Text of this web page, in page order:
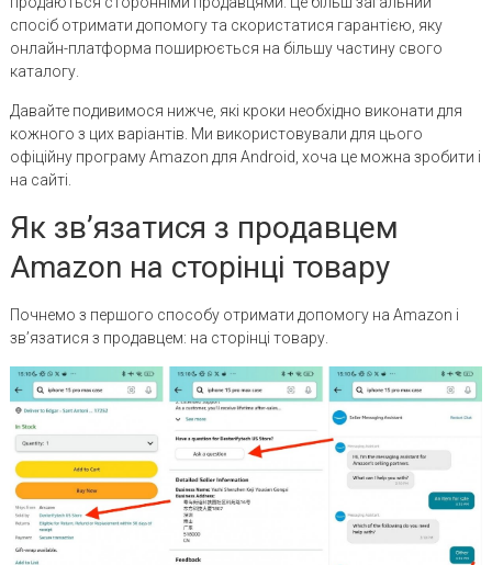
спосіб отримати допомогу та скористатися гарантією, яку
онлайн-платформа поширюється на більшу частину свого
каталогу.
Давайте подивимося нижче, які кроки необхідно виконати для
кожного з цих варіантів. Ми використовували для цього
офіційну програму Amazon для Android, хоча це можна зробити і
на сайті.
Як зв’язатися з продавцем
Amazon на сторінці товару
Почнемо з першого способу отримати допомогу на Amazon і
зв’язатися з продавцем: на сторінці товару.